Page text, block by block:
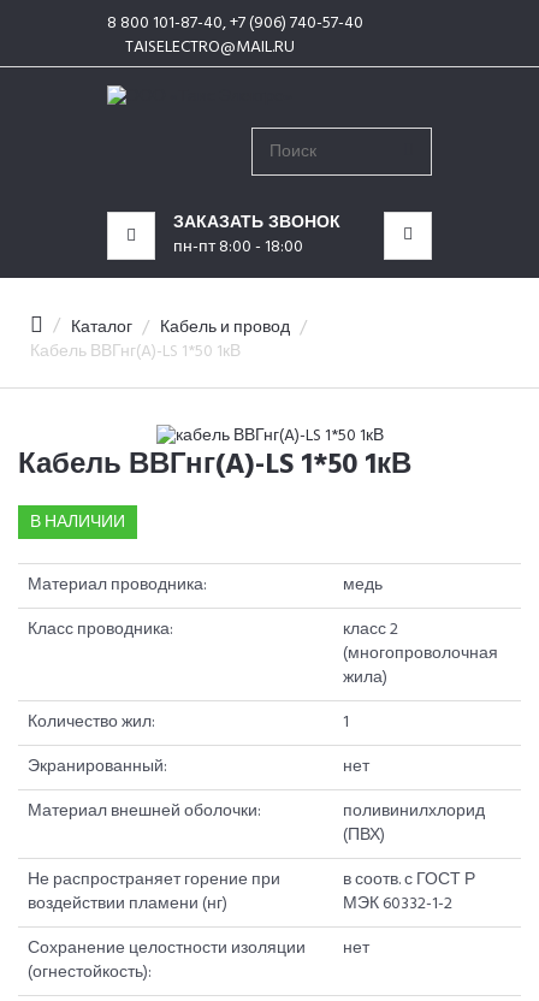
8 800 101-87-40, +7 (906) 740-57-40
TAISELECTRO@MAIL.RU
ЗАКАЗАТЬ ЗВОНОК
пн-пт 8:00 - 18:00
КАТЕГОРИИ
Каталог
Кабель и провод
Кабель ВВГнг(A)-LS 1*50 1кВ
Кабель ВВГнг(A)-LS 1*50 1кВ
В НАЛИЧИИ
Материал проводника:
медь
Класс проводника:
класс 2
(многопроволочная
жила)
Количество жил:
1
Экранированный:
нет
Материал внешней оболочки:
поливинилхлорид
(ПВХ)
Не распространяет горение при
воздействии пламени (нг)
в соотв. с ГОСТ Р
МЭК 60332-1-2
Сохранение целостности изоляции
(огнестойкость):
нет